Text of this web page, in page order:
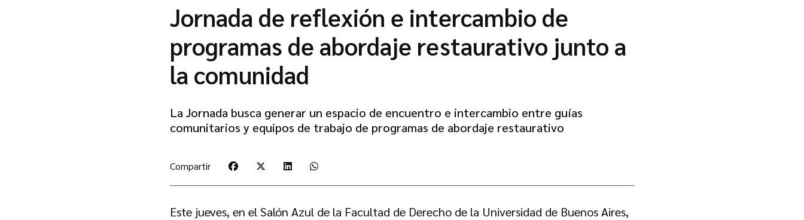
Jornada de reflexión e intercambio de
programas de abordaje restaurativo junto a
la comunidad
La Jornada busca generar un espacio de encuentro e intercambio entre guías
comunitarios y equipos de trabajo de programas de abordaje restaurativo
Compartir
Este jueves, en el Salón Azul de la Facultad de Derecho de la Universidad de Buenos Aires,